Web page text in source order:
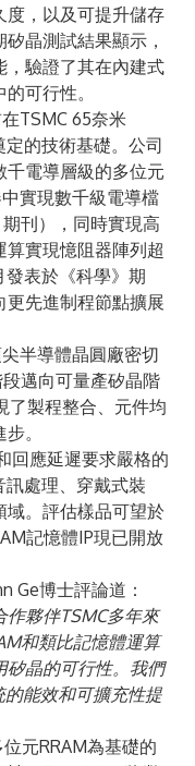
度，以及可提升儲存
晶測試結果顯示，
，驗證了其在內建式
可行性。
TSMC 65奈米
的技術基礎。公司
千電導層級的多位元
實現數千級電導檔
刊），同時實現高
實現憶阻器陣列超
表於《科學》期
先進制程節點擴展
半導體晶圓廠密切
邁向可量產矽晶階
了製程整合、元件均
。
回應延遲要求嚴格的
處理、穿戴式裝
域。評估樣品可望於
記憶體IP現已開放
Ge博士評論道：
夥伴TSMC多年來
和類比記憶體運算
矽晶的可行性。我們
能效和可擴充性提
元RRAM為基礎的